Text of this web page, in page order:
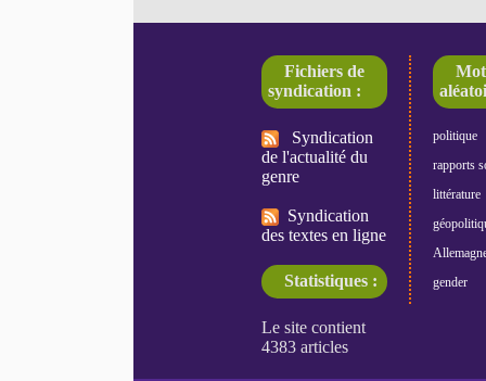
Fichiers de
syndication :
Syndication
de l'actualité du
genre
Syndication
des textes en ligne
Statistiques :
politique
rapports
littérature
gender